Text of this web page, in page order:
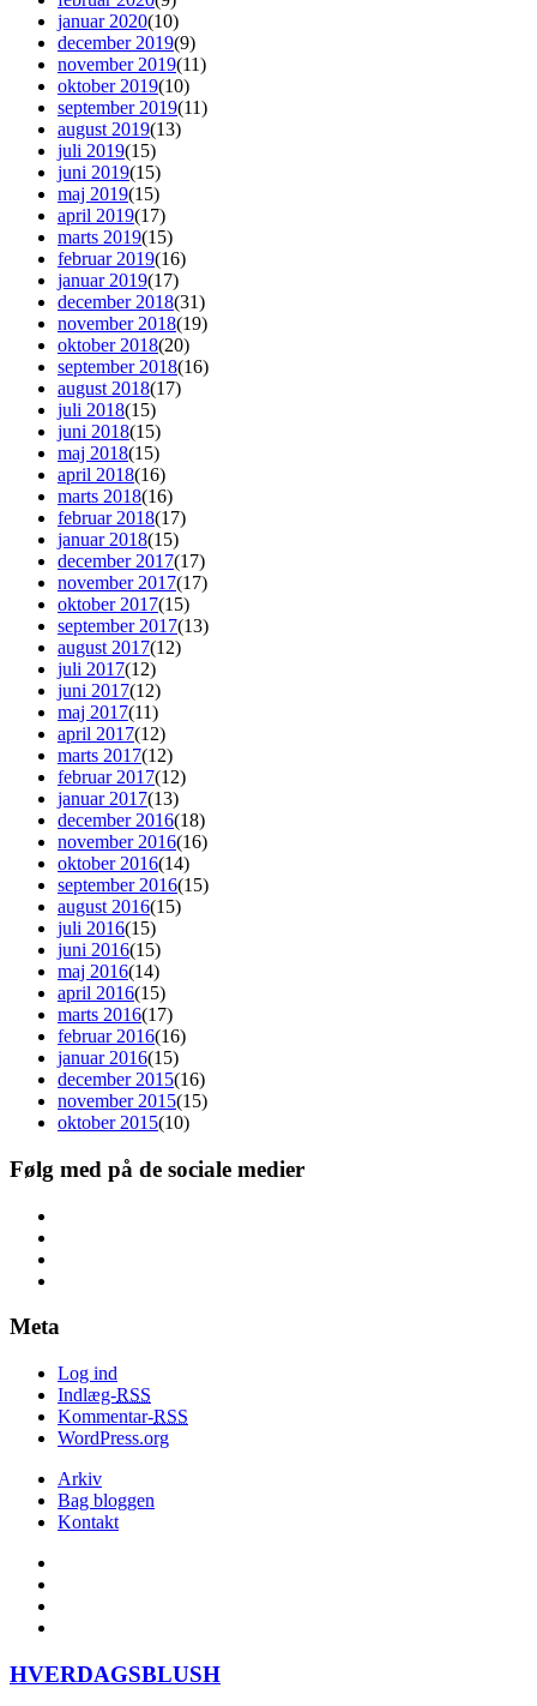
januar 2020(10)
december 2019(9)
november 2019(11)
oktober 2019(10)
september 2019(11)
august 2019(13)
juli 2019(15)
juni 2019(15)
maj 2019(15)
april 2019(17)
marts 2019(15)
februar 2019(16)
januar 2019(17)
december 2018(31)
november 2018(19)
oktober 2018(20)
september 2018(16)
august 2018(17)
juli 2018(15)
juni 2018(15)
maj 2018(15)
april 2018(16)
marts 2018(16)
februar 2018(17)
januar 2018(15)
december 2017(17)
november 2017(17)
oktober 2017(15)
september 2017(13)
august 2017(12)
juli 2017(12)
juni 2017(12)
maj 2017(11)
april 2017(12)
marts 2017(12)
februar 2017(12)
januar 2017(13)
december 2016(18)
november 2016(16)
oktober 2016(14)
september 2016(15)
august 2016(15)
juli 2016(15)
juni 2016(15)
maj 2016(14)
april 2016(15)
marts 2016(17)
februar 2016(16)
januar 2016(15)
december 2015(16)
november 2015(15)
oktober 2015(10)
Følg med på de sociale medier
Meta
Log ind
Indlæg-RSS
Kommentar-RSS
WordPress.org
Arkiv
Bag bloggen
Kontakt
HVERDAGSBLUSH